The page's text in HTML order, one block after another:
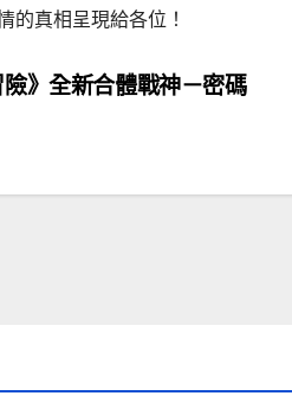
的真相呈現給各位！
險》全新合體戰神－密碼